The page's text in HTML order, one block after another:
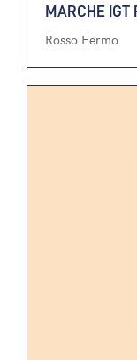
MARCHE IGT
Rosso Fermo